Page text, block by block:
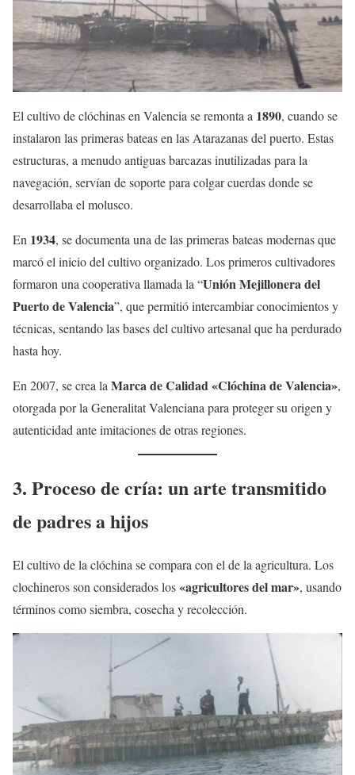
El cultivo de clóchinas en Valencia se remonta a 1890, cuando se
instalaron las primeras bateas en las Atarazanas del puerto. Estas
estructuras, a menudo antiguas barcazas inutilizadas para la
navegación, servían de soporte para colgar cuerdas donde se
desarrollaba el molusco.
En 1934, se documenta una de las primeras bateas modernas que
marcó el inicio del cultivo organizado. Los primeros cultivadores
formaron una cooperativa llamada la “Unión Mejillonera del
Puerto de Valencia”, que permitió intercambiar conocimientos y
técnicas, sentando las bases del cultivo artesanal que ha perdurado
hasta hoy.
En 2007, se crea la Marca de Calidad «Clóchina de Valencia»,
otorgada por la Generalitat Valenciana para proteger su origen y
autenticidad ante imitaciones de otras regiones.
3. Proceso de cría: un arte transmitido
de padres a hijos
El cultivo de la clóchina se compara con el de la agricultura. Los
clochineros son considerados los«agricultores del mar», usando
términos como siembra, cosecha y recolección.